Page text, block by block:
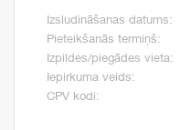
Izsludināšanas datums:
Pieteikšanās termiņš:
Izpildes/piegādes vieta:
Iepirkuma veids:
CPV kodi: